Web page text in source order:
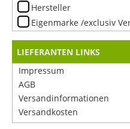
Hersteller
Eigenmarke /exclusiv
LIEFERANTEN LINKS
Impressum
AGB
Versandinformationen
Versandkosten